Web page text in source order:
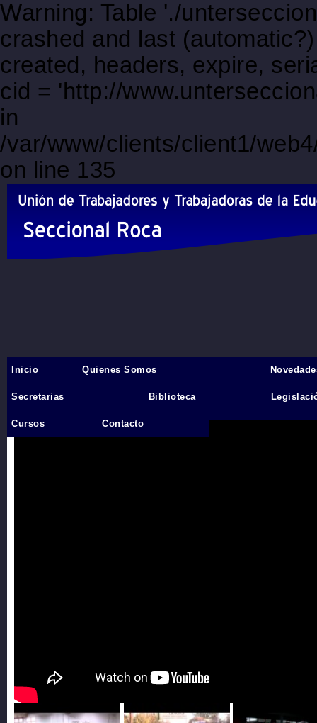
Warning: Table './
crashed and last
created, headers, expire,
cid = 'http://
in
/var/www/clients/client1/
on line 135
Inicio
Inicio Quienes Somos
Secretarias Biblioteca
Cursos Contacto